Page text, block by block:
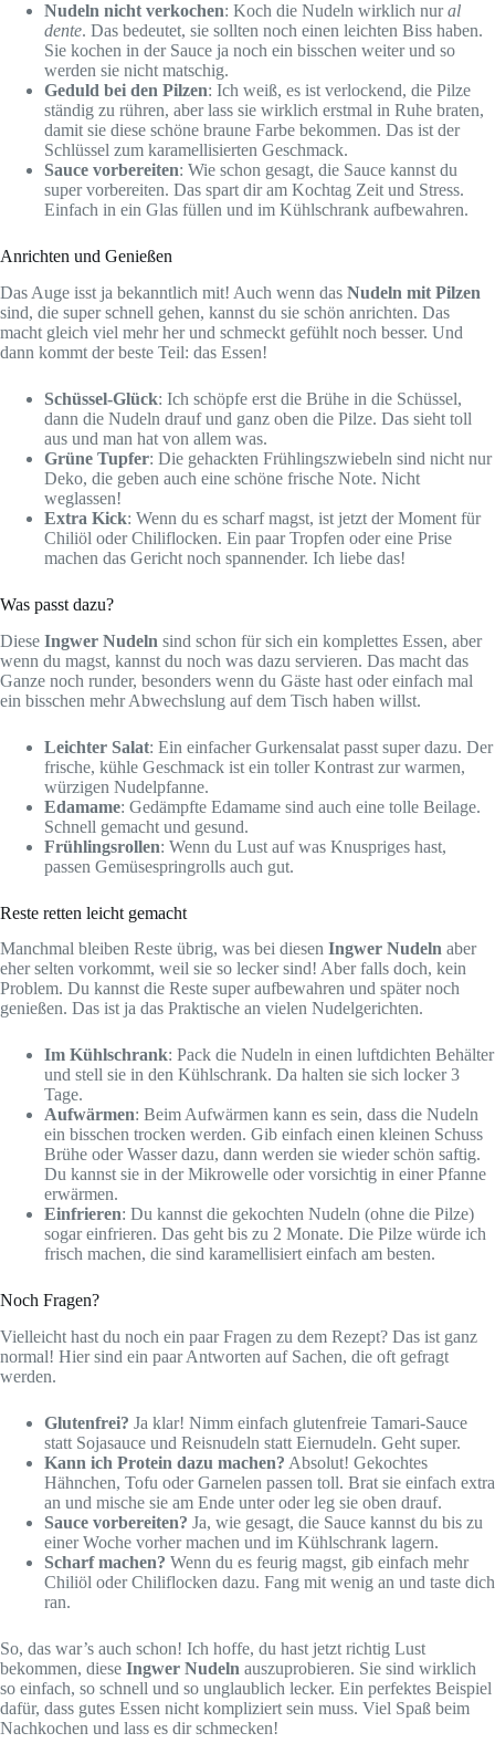
Nudeln nicht verkochen: Koch die Nudeln wirklich nural
dente. Das bedeutet, sie sollten noch einen leichten Biss haben.
Sie kochen in der Sauce ja noch ein bisschen weiter und so
werden sie nicht matschig.
Geduld bei den Pilzen: Ich weiß, es ist verlockend, die Pilze
ständig zu rühren, aber lass sie wirklich erstmal in Ruhe braten,
damit sie diese schöne braune Farbe bekommen. Das ist der
Schlüssel zum karamellisierten Geschmack.
Sauce vorbereiten: Wie schon gesagt, die Sauce kannst du
super vorbereiten. Das spart dir am Kochtag Zeit und Stress.
Einfach in ein Glas füllen und im Kühlschrank aufbewahren.
Anrichten und Genießen
Das Auge isst ja bekanntlich mit! Auch wenn das Nudeln mit Pilzen
sind, die super schnell gehen, kannst du sie schön anrichten. Das
macht gleich viel mehr her und schmeckt gefühlt noch besser. Und
dann kommt der beste Teil: das Essen!
Schüssel-Glück: Ich schöpfe erst die Brühe in die Schüssel,
dann die Nudeln drauf und ganz oben die Pilze. Das sieht toll
aus und man hat von allem was.
Grüne Tupfer: Die gehackten Frühlingszwiebeln sind nicht nur
Deko, die geben auch eine schöne frische Note. Nicht
weglassen!
Extra Kick: Wenn du es scharf magst, ist jetzt der Moment für
Chiliöl oder Chiliflocken. Ein paar Tropfen oder eine Prise
machen das Gericht noch spannender. Ich liebe das!
Was passt dazu?
Diese Ingwer Nudeln sind schon für sich ein komplettes Essen, aber
wenn du magst, kannst du noch was dazu servieren. Das macht das
Ganze noch runder, besonders wenn du Gäste hast oder einfach mal
ein bisschen mehr Abwechslung auf dem Tisch haben willst.
Leichter Salat: Ein einfacher Gurkensalat passt super dazu. Der
frische, kühle Geschmack ist ein toller Kontrast zur warmen,
würzigen Nudelpfanne.
Edamame: Gedämpfte Edamame sind auch eine tolle Beilage.
Schnell gemacht und gesund.
Frühlingsrollen: Wenn du Lust auf was Knuspriges hast,
passen Gemüsespringrolls auch gut.
Reste retten leicht gemacht
Manchmal bleiben Reste übrig, was bei diesen Ingwer Nudeln aber
eher selten vorkommt, weil sie so lecker sind! Aber falls doch, kein
Problem. Du kannst die Reste super aufbewahren und später noch
genießen. Das ist ja das Praktische an vielen Nudelgerichten.
Im Kühlschrank: Pack die Nudeln in einen luftdichten Behälter
und stell sie in den Kühlschrank. Da halten sie sich locker 3
Tage.
Aufwärmen: Beim Aufwärmen kann es sein, dass die Nudeln
ein bisschen trocken werden. Gib einfach einen kleinen Schuss
Brühe oder Wasser dazu, dann werden sie wieder schön saftig.
Du kannst sie in der Mikrowelle oder vorsichtig in einer Pfanne
erwärmen.
Einfrieren: Du kannst die gekochten Nudeln (ohne die Pilze)
sogar einfrieren. Das geht bis zu 2 Monate. Die Pilze würde ich
frisch machen, die sind karamellisiert einfach am besten.
Noch Fragen?
Vielleicht hast du noch ein paar Fragen zu dem Rezept? Das ist ganz
normal! Hier sind ein paar Antworten auf Sachen, die oft gefragt
werden.
Glutenfrei? Ja klar! Nimm einfach glutenfreie Tamari-Sauce
statt Sojasauce und Reisnudeln statt Eiernudeln. Geht super.
Kann ich Protein dazu machen? Absolut! Gekochtes
Hähnchen, Tofu oder Garnelen passen toll. Brat sie einfach extra
an und mische sie am Ende unter oder leg sie oben drauf.
Sauce vorbereiten? Ja, wie gesagt, die Sauce kannst du bis zu
einer Woche vorher machen und im Kühlschrank lagern.
Scharf machen? Wenn du es feurig magst, gib einfach mehr
Chiliöl oder Chiliflocken dazu. Fang mit wenig an und taste dich
ran.
So, das war’s auch schon! Ich hoffe, du hast jetzt richtig Lust
bekommen, diese Ingwer Nudeln auszuprobieren. Sie sind wirklich
so einfach, so schnell und so unglaublich lecker. Ein perfektes Beispiel
dafür, dass gutes Essen nicht kompliziert sein muss. Viel Spaß beim
Nachkochen und lass es dir schmecken!